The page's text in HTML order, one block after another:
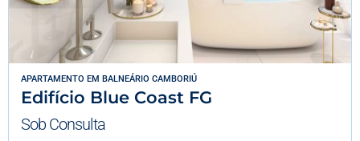
APARTAMENTO EM BALNEÁRIO CAMBORIÚ
Edifício Blue Coast FG
Sob Consulta